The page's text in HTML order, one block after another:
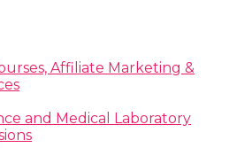
Affiliate Marketing &
and Medical Laboratory